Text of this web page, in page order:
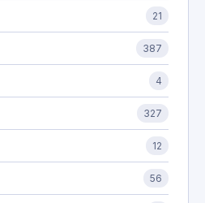
21
387
4
327
12
56